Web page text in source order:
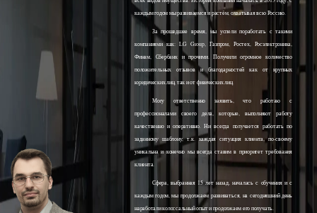
каждым годом мы развиваемся и растём, охватывая всю Россию.
За прошедшее время, мы успели поработать с такими
компаниями как: LG Group, Газпром, Ростех, Росэлектроника,
Финам, Сбербанк и прочими. Получили огромное количество
положительных отзывов и благодарностей как от крупных
юридических лиц, так и от физических лиц.
Могу ответственно заявить, что работаю с
профессионалами своего дела, которые, выполняют работу
качественно и оперативно. Ни всегда получается работать по
заданному шаблону, т.к. каждая ситуация клиента, по-своему
уникальна и конечно мы всегда ставим в приоритет требования
клиента.
Сфера, выбранная 15 лет назад, началась с обучения и с
каждым годом, мы продолжаем развиваться, на сегодняшний день
наработали колоссальный опыт и продолжаем его получать.